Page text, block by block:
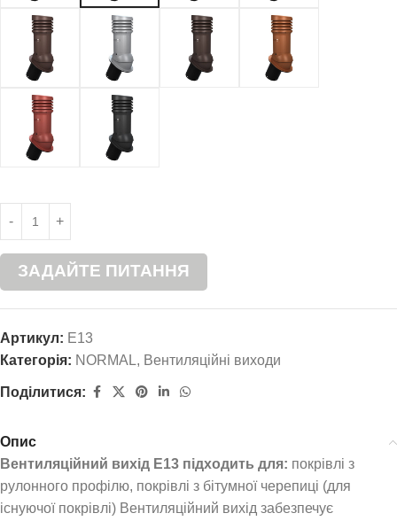
ЗАДАЙТЕ ПИТАННЯ
Артикул: E13
Категорія: NORMAL, Вентиляційні виходи
Поділитися:
Опис
Вентиляційний вихід E13 підходить для: покрівлі з
рулонного профілю, покрівлі з бітумної черепиці (для
існуючої покрівлі) Вентиляційний вихід забезпечує